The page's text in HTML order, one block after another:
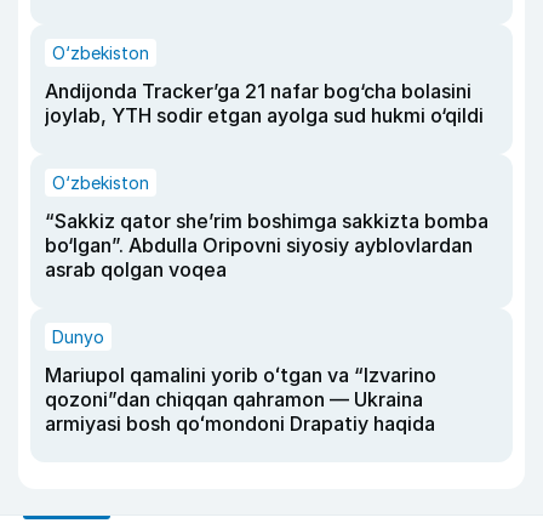
O‘zbekiston
Andijonda Tracker’ga 21 nafar bog‘cha bolasini
joylab, YTH sodir etgan ayolga sud hukmi o‘qildi
O‘zbekiston
“Sakkiz qator she’rim boshimga sakkizta bomba
bo‘lgan”. Abdulla Oripovni siyosiy ayblovlardan
asrab qolgan voqea
Dunyo
Mariupol qamalini yorib oʻtgan va “Izvarino
qozoni”dan chiqqan qahramon — Ukraina
armiyasi bosh qoʻmondoni Drapatiy haqida